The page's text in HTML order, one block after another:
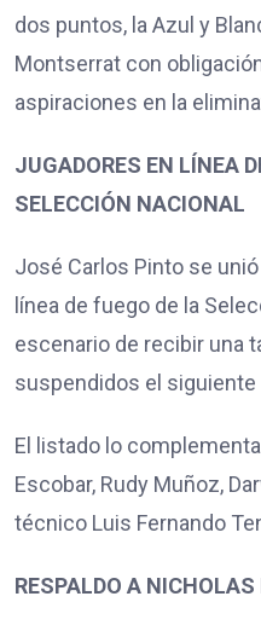
dos puntos, la Azul y
Montserrat con
aspiraciones en la
JUGADORES EN LÍNEA
SELECCIÓN NACIONAL
José Carlos Pinto se
línea de fuego de la
escenario de recibir una
suspendidos el siguiente
El listado lo
Escobar, Rudy Muñoz,
técnico Luis Fernando
RESPALDO A NICHOLAS